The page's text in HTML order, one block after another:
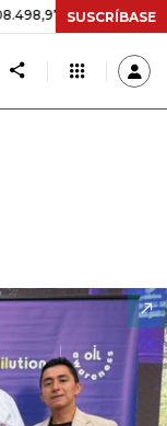
+$ 8.753,81 +2,19%
SUSCRÍBASE